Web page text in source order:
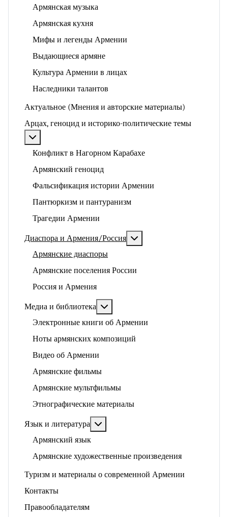
Армянская музыка
Армянская кухня
Мифы и легенды Армении
Выдающиеся армяне
Культура Армении в лицах
Наследники талантов
Актуальное (Мнения и авторские материалы)
Арцах, геноцид и историко-политические темы
Конфликт в Нагорном Карабахе
Армянский геноцид
Фальсификация истории Армении
Пантюркизм и пантуранизм
Трагедии Армении
Диаспора и Армения/Россия
Армянские диаспоры
Армянские поселения России
Россия и Армения
Медиа и библиотека
Электронные книги об Армении
Ноты армянских композиций
Видео об Армении
Армянские фильмы
Армянские мультфильмы
Этнографические материалы
Язык и литература
Армянский язык
Армянские художественные произведения
Туризм и материалы о современной Армении
Контакты
Правообладателям